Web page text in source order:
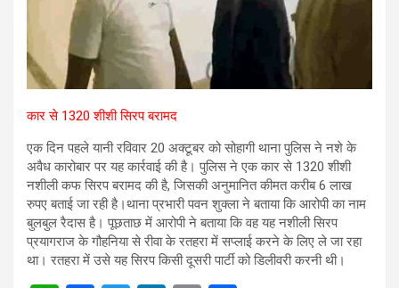
कार से 1320 शीशी सिरप बरामद
एक दिन पहले यानी रविवार 20 अक्टूबर को सोहागी थाना पुलिस ने नशे के
अवैध कारोबार पर यह कार्रवाई की है। पुलिस ने एक कार से 1320 शीशी
नशीली कफ सिरप बरामद की है, जिसकी अनुमानित कीमत करीब 6 लाख
रुपए बताई जा रही है।थाना प्रभारी पवन शुक्ला ने बताया कि आरोपी का नाम
बुलबुल रैदास है। पूछताछ में आरोपी ने बताया कि वह यह नशीली सिरप
प्रयागराज के गौहनिया से रीवा के रतहरा में सप्लाई करने के लिए ले जा रहा
था। रतहरा में उसे यह सिरप किसी दूसरी पार्टी को डिलीवरी करनी थी।